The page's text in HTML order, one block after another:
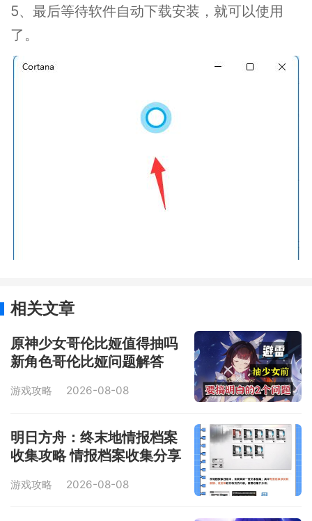
5、最后等待软件自动下载安装，就可以使用
了。
相关文章
原神少女哥伦比娅值得抽吗
新角色哥伦比娅问题解答
游戏攻略 2026-08-08
明日方舟：终末地情报档案
收集攻略 情报档案收集分享
游戏攻略 2026-08-08